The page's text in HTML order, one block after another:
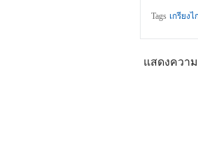
Tags เกรียง
แสดงควา